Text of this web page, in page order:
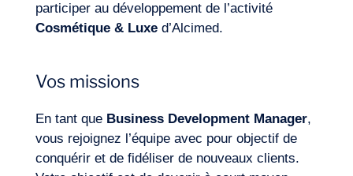
Notre aventure
participer au développement de l’activité
Cosmétique & Luxe d’Alcimed.
Vos missions
En tant que Business Development Manager,
vous rejoignez l’équipe avec pour objectif de
conquérir et de fidéliser de nouveaux clients.